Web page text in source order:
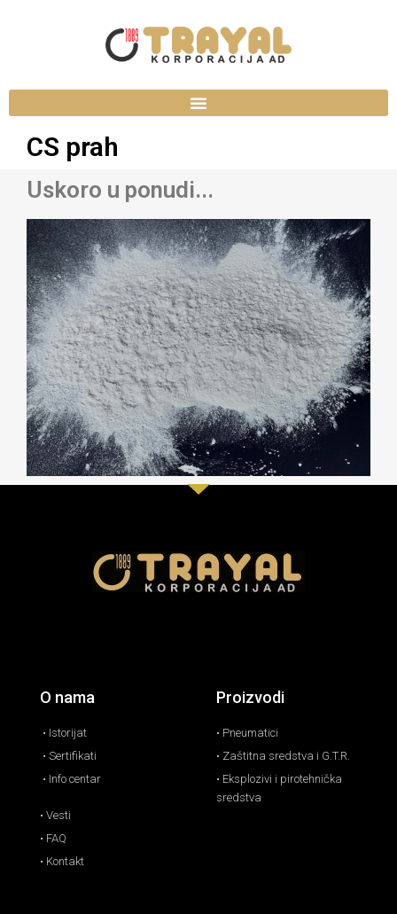
CS prah
Uskoro u ponudi...
O nama
• Istorijat
• Sertifikati
• Info centar
• Vesti
• FAQ
• Kontakt
Proizvodi
• Pneumatici
• Zaštitna sredstva i G.T.R.
• Eksplozivi i pirotehnička
sredstva